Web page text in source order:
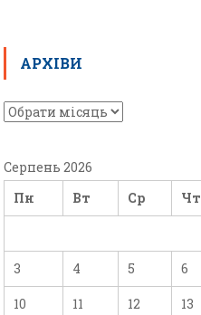
АРХІВИ
Серпень 2026
Пн
Вт Ср Чт
3 4 5 6
10 11 12 13